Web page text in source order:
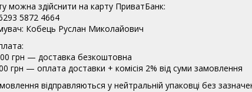
можна здійснити на карту ПриватБанк:
5872 4664
Кобець Руслан Миколайович
грн — доставка безкоштовна
грн — оплата доставки + комісія 2% від суми замовлення
відправляються у нейтральній упаковці без